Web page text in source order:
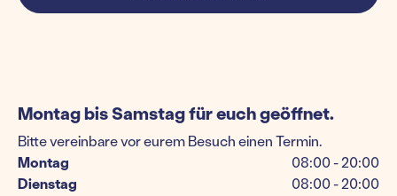
Montag bis Samstag für euch geöffnet.
Bitte vereinbare vor eurem Besuch einen Termin.
Montag
08:00 - 20:00
Dienstag
08:00 - 20:00